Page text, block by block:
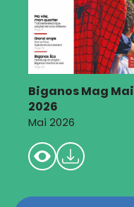
Biganos Mag Mai
2026
Mai 2026